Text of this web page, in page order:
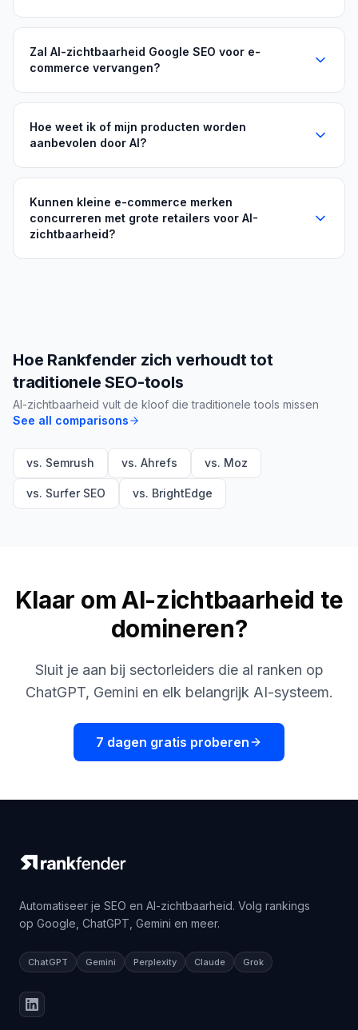
Zal AI-zichtbaarheid Google SEO voor e-
commerce vervangen?
Hoe weet ik of mijn producten worden
aanbevolen door AI?
Kunnen kleine e-commerce merken
concurreren met grote retailers voor AI-
zichtbaarheid?
Hoe Rankfender zich verhoudt tot
traditionele SEO-tools
AI-zichtbaarheid vult de kloof die traditionele tools missen
See all comparisons
vs. Semrush vs. Ahrefs vs. Moz
vs. Surfer SEO vs. BrightEdge
Klaar om AI-zichtbaarheid te
domineren?
Sluit je aan bij sectorleiders die al ranken op
ChatGPT, Gemini en elk belangrijk AI-systeem.
7 dagen gratis proberen
Automatiseer je SEO en AI-zichtbaarheid. Volg rankings
op Google, ChatGPT, Gemini en meer.
ChatGPT Gemini Perplexity Claude Grok